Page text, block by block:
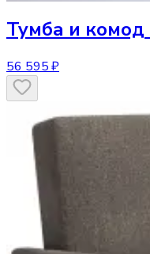
Тумба и комод
56 595 ₽